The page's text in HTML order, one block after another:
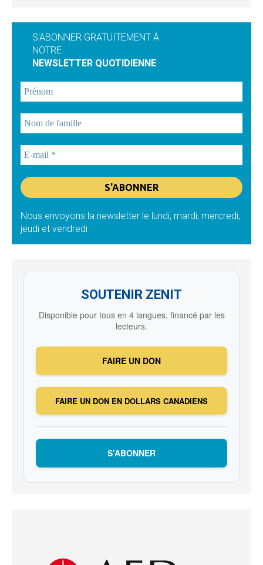
S'ABONNER GRATUITEMENT À
NOTRE
NEWSLETTER QUOTIDIENNE
Nous envoyons la newsletter le lundi, mardi, mercredi,
jeudi et vendredi
SOUTENIR ZENIT
Disponible pour tous en 4 langues, financé par les
lecteurs.
FAIRE UN DON
FAIRE UN DON EN DOLLARS CANADIENS
S’ABONNER